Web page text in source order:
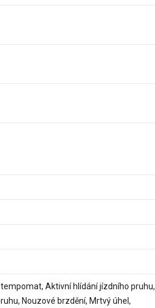
Aktivní hlídání jízdního pruhu,
Nouzové brzdění, Mrtvý úhel,